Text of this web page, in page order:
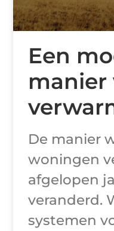
Een
manier
De manier
woningen
afgelopen
veranderd.
systemen